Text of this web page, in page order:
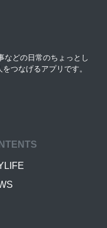
などの日常のちょっとし
つなげるアプリです。